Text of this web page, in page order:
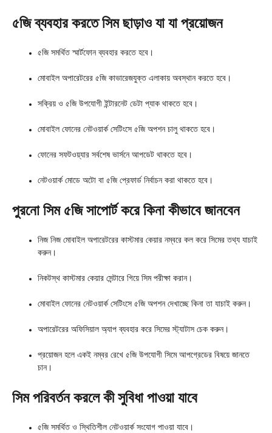
৫জি ব্যবহার করতে সিম ছাড়াও যা যা প্রয়োজন
৫জি সমর্থিত স্মার্টফোন ব্যবহার করতে হবে।
মোবাইল অপারেটরের ৫জি কাভারেজযুক্ত এলাকায় অবস্থান করতে হবে।
সক্রিয় ও ৫জি উপযোগী ইন্টারনেট ডেটা প্যাক থাকতে হবে।
মোবাইল ফোনের নেটওয়ার্ক সেটিংসে ৫জি অপশন চালু থাকতে হবে।
ফোনের সফটওয়্যার সর্বশেষ ভার্সনে আপডেট থাকতে হবে।
নেটওয়ার্ক মোডে অটো বা ৫জি প্রেফার্ড নির্বাচন করা থাকতে হবে।
পুরনো সিম ৫জি সাপোর্ট করে কিনা কীভাবে জানবেন
নিজ নিজ মোবাইল অপারেটরের কাস্টমার কেয়ার নম্বরে কল করে সিমের তথ্য যাচাই
করুন।
নিকটস্থ কাস্টমার কেয়ার সেন্টারে গিয়ে সিম পরীক্ষা করান।
মোবাইল ফোনের নেটওয়ার্ক সেটিংসে ৫জি অপশন দেখাচ্ছে কিনা তা যাচাই করুন।
অপারেটরের অফিসিয়াল অ্যাপ ব্যবহার করে সিমের স্ট্যাটাস চেক করুন।
প্রয়োজন হলে একই নম্বর রেখে ৫জি উপযোগী সিমে আপগ্রেডের বিষয়ে জানতে
চান।
সিম পরিবর্তন করলে কী সুবিধা পাওয়া যাবে
৫জি সমর্থিত ও স্থিতিশীল নেটওয়ার্ক সংযোগ পাওয়া যাবে।